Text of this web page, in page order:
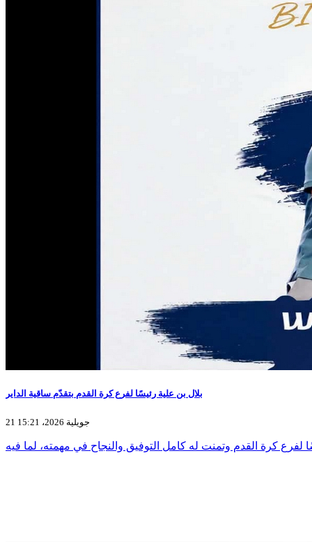
بلال بن علية رئيسًا لفرع كرة القدم بتقدّم ساقية الداير
21 جويلية 2026، 15:21